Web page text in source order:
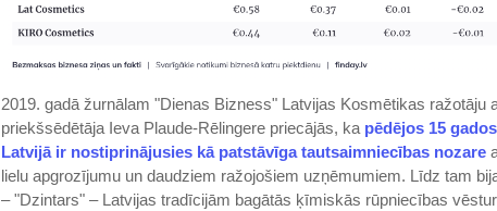
2019. gadā žurnālam "Dienas Bizness" Latvijas Kosmētikas ražotāju
priekšsēdētāja Ieva Plaude-Rēlingere priecājās, ka pēdējos 15
Latvijā ir nostiprinājusies kā patstāvīga tautsaimniecības nozare
lielu apgrozījumu un daudziem ražojošiem uzņēmumiem. Līdz tam
– "Dzintars" – Latvijas tradīcijām bagātās ķīmiskās rūpniecības